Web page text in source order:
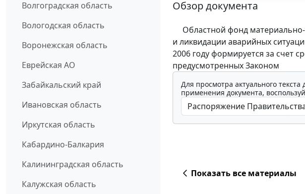
Волгоградская область
Вологодская область
Воронежская область
Еврейская АО
Забайкальский край
Ивановская область
Иркутская область
Кабардино-Балкария
Калининградская область
Калужская область
Обзор документа
Областной фонд материально-
и ликвидации аварийных
2006 году формируется за счет
предусмотренных Законом
Для просмотра актуального
применения документа,
Показать все материалы